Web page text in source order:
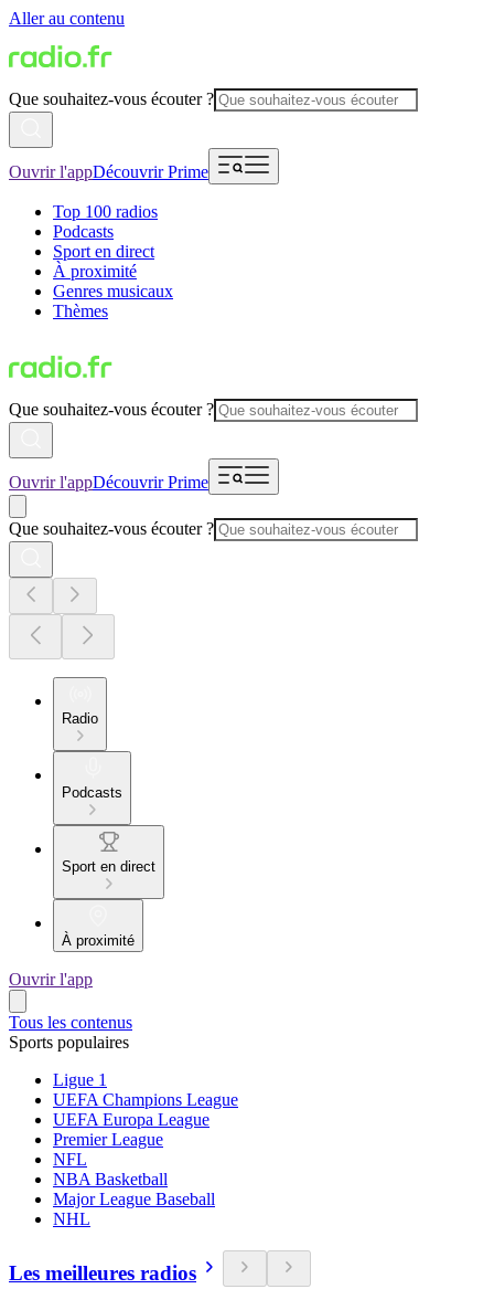
Aller au contenu
Que souhaitez-vous écouter ?
Ouvrir l'appDécouvrir Prime
Top 100 radios
Podcasts
Sport en direct
À proximité
Genres musicaux
Thèmes
Que souhaitez-vous écouter ?
Ouvrir l'appDécouvrir Prime
Que souhaitez-vous écouter ?
Radio
Podcasts
Sport en direct
À proximité
Ouvrir l'app
Tous les contenus
Sports populaires
Ligue 1
UEFA Champions League
UEFA Europa League
Premier League
NFL
NBA Basketball
Major League Baseball
NHL
Les meilleures radios